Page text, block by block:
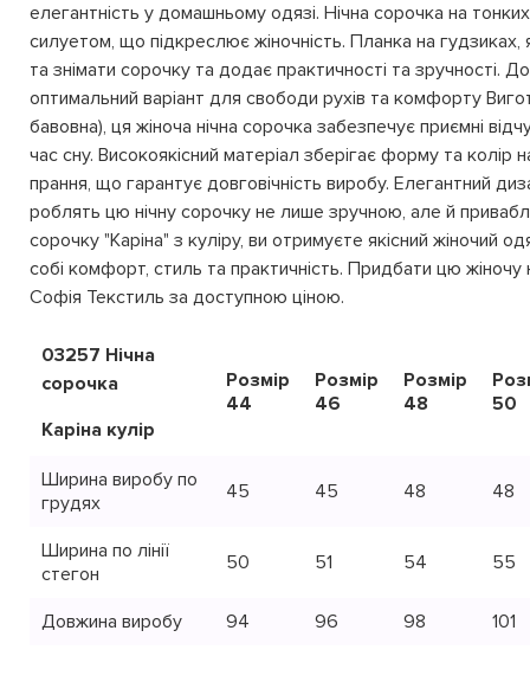
елегантність у домашньому одязі. Нічна сорочка на
силуетом, що підкреслює жіночність. Планка на
та знімати сорочку та додає практичності та зручності.
оптимальний варіант для свободи рухів та комфорту
бавовна), ця жіноча нічна сорочка забезпечує приємні
час сну.​ Високоякісний матеріал зберігає форму та колір
прання, що гарантує довговічність виробу.​ Елегантний
роблять цю нічну сорочку не лише зручною, але й
сорочку "Каріна" з куліру, ви отримуєте якісний жіночий
собі комфорт, стиль та практичність. Придбати цю жіночу
Софія Текстиль за доступною ціною.
03257 Нічна
сорочка
Каріна кулір
Розмір
44
Розмір
46
Розмір
48
50
Ширина виробу по
грудях
45 45 48 48
Ширина по лінії
стегон
50 51 54 55
Довжина виробу 94 96 98 101